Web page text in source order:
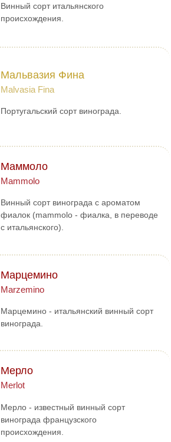
Винный сорт итальянского
происхождения.
Мальвазия Фина
Malvasia Fina
Португальский сорт винограда.
Маммоло
Mammolo
Винный сорт винограда с ароматом
фиалок (mammolo - фиалка, в переводе
с итальянского).
Марцемино
Marzemino
Марцемино - итальянский винный сорт
винограда.
Мерло
Merlot
Мерло - известный винный сорт
винограда французского
происхождения.